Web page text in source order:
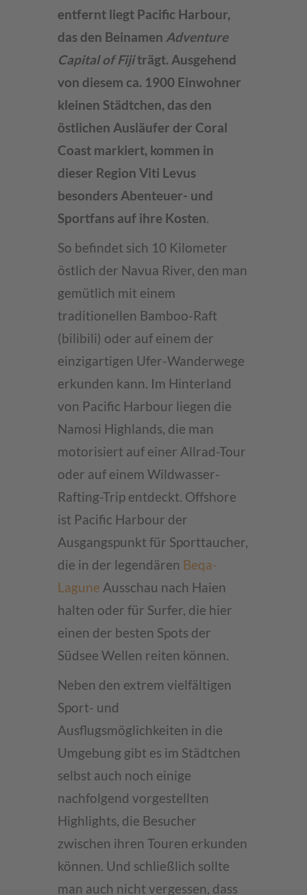
entfernt liegt Pacific Harbour,
das den Beinamen Adventure
Capital of Fijiträgt. Ausgehend
von diesem ca. 1900 Einwohner
kleinen Städtchen, das den
östlichen Ausläufer der Coral
Coast markiert, kommen in
dieser Region Viti Levus
besonders Abenteuer- und
Sportfans auf ihre Kosten.
So befindet sich 10 Kilometer
östlich der Navua River, den man
gemütlich mit einem
traditionellen Bamboo-Raft
(bilibili) oder auf einem der
einzigartigen Ufer-Wanderwege
erkunden kann. Im Hinterland
von Pacific Harbour liegen die
Namosi Highlands, die man
motorisiert auf einer Allrad-Tour
oder auf einem Wildwasser-
Rafting-Trip entdeckt. Offshore
ist Pacific Harbour der
Ausgangspunkt für Sporttaucher,
die in der legendären Beqa-
Lagune Ausschau nach Haien
halten oder für Surfer, die hier
einen der besten Spots der
Südsee Wellen reiten können.
Neben den extrem vielfältigen
Sport- und
Ausflugsmöglichkeiten in die
Umgebung gibt es im Städtchen
selbst auch noch einige
nachfolgend vorgestellten
Highlights, die Besucher
zwischen ihren Touren erkunden
können. Und schließlich sollte
man auch nicht vergessen, dass